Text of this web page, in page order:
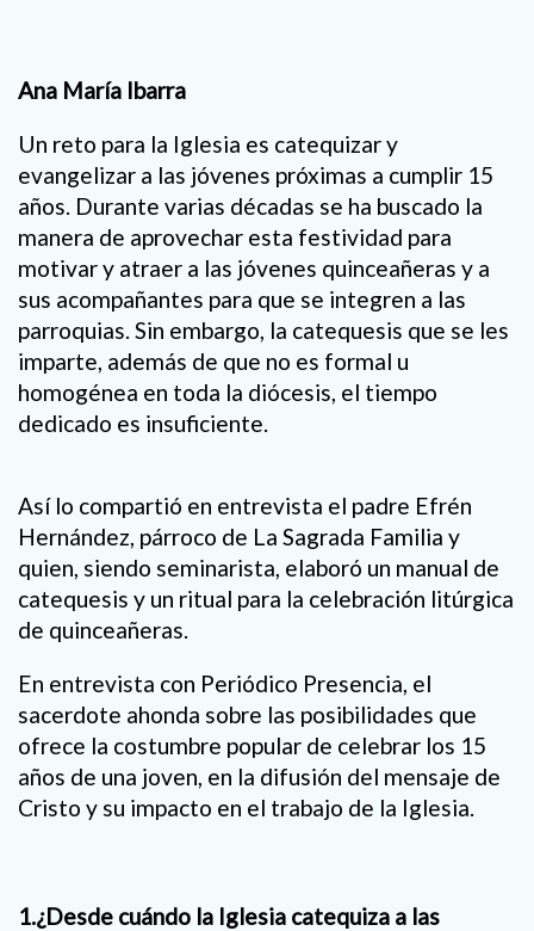
Ana María Ibarra
Un reto para la Iglesia es catequizar y
evangelizar a las jóvenes próximas a cumplir 15
años. Durante varias décadas se ha buscado la
manera de aprovechar esta festividad para
motivar y atraer a las jóvenes quinceañeras y a
sus acompañantes para que se integren a las
parroquias. Sin embargo, la catequesis que se les
imparte, además de que no es formal u
homogénea en toda la diócesis, el tiempo
dedicado es insuficiente.
Así lo compartió en entrevista el padre Efrén
Hernández, párroco de La Sagrada Familia y
quien, siendo seminarista, elaboró un manual de
catequesis y un ritual para la celebración litúrgica
de quinceañeras.
En entrevista con Periódico Presencia, el
sacerdote ahonda sobre las posibilidades que
ofrece la costumbre popular de celebrar los 15
años de una joven, en la difusión del mensaje de
Cristo y su impacto en el trabajo de la Iglesia.
1.¿Desde cuándo la Iglesia catequiza a las